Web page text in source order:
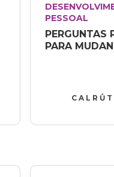
PESSOAL
PERGUNTAS
PARA
C A L R Ů T